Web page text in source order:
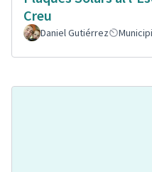
Creu
Daniel Gutiérrez Municipi